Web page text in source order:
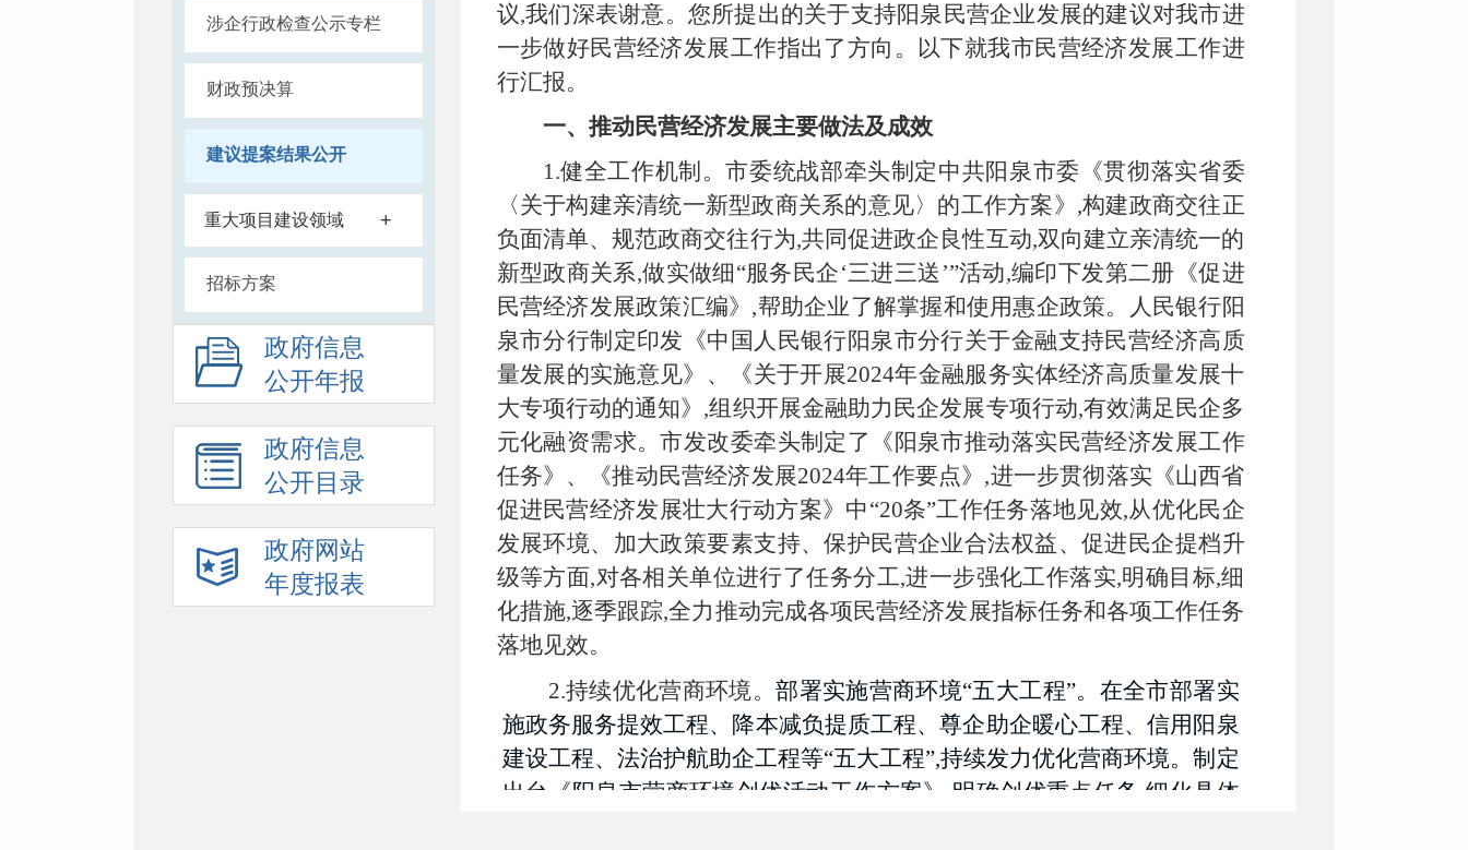
涉企行政检查公示专栏
财政预决算
建议提案结果公开
重大项目建设领域 +
招标方案
政府信息
公开年报
政府信息
公开目录
政府网站
年度报表
议,我们深表谢意。您所提出的关于支持阳泉民营企业发展的建议对我市进
一步做好民营经济发展工作指出了方向。
以下就我市民营经济发展工作进
行汇报。
一、 推动民营经济发展主要做法及成效
1.健全工作机制。市委统战部牵头制定中共阳泉市委《贯彻落实省委
〈关于构建亲清统一新型政商关系的意见〉的工作方案》,构建政商交往正
负面清单、规范政商交往行为,共同促进政企良性互动,双向建立亲清统一的
新型政商关系,做实做细“服务民企‘三进三送’”活动,编印下发第二册《促进
民营经济发展政策汇编》,帮助企业了解掌握和使用惠企政策。人民银行阳
泉市分行制定印发《中国人民银行阳泉市分行关于金融支持民营经济高质
量发展的实施意见》、《关于开展2024年金融服务实体经济高质量发展十
大专项行动的通知》,组织开展金融助力民企发展专项行动,有效满足民企多
元化融资需求。市发改委牵头制定了《阳泉市推动落实民营经济发展工作
任务》、《推动民营经济发展2024年工作要点》,进一步贯彻落实《山西省
促进民营经济发展壮大行动方案》中“20条”工作任务落地见效,从优化民企
发展环境、加大政策要素支持、保护民营企业合法权益、促进民企提档升
级等方面,对各相关单位进行了任务分工,进一步强化工作落实,明确目标,细
化措施,逐季跟踪,全力推动完成各项民营经济发展指标任务和各项工作任务
落地见效。
2.持续优化营商环境。部署实施营商环境“五大工程”。在全市部署实
施政务服务提效工程、降本减负提质工程、尊企助企暖心工程、信用阳泉
建设工程、法治护航助企工程等“五大工程”,持续发力优化营商环境。制定
出台《阳泉市营商环境创优活动工作方案》,明确创优重点任务,细化具体